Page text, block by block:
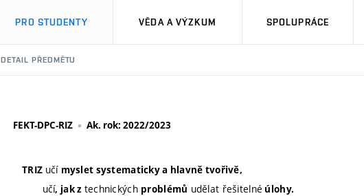
PRO STUDENTY VĚDA A VÝZKUM SPOLUPRÁCE
DETAIL PŘEDMĚTU
FEKT-DPC-RIZ Ak. rok: 2022/2023
TRIZ učí myslet systematicky a hlavně tvořivě,
učí, jak z technických problémů udělat řešitelné úlohy.